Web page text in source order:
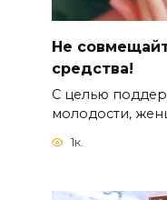
Не
средства!
С целью
молодости,
1к.